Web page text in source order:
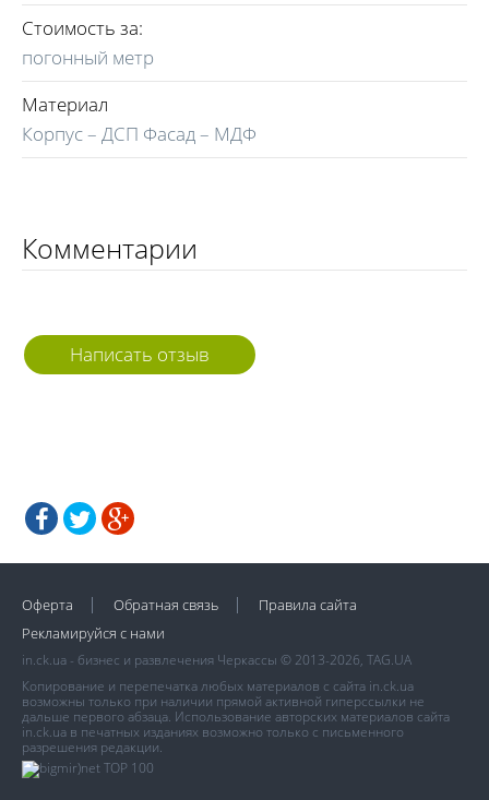
Стоимость за:
погонный метр
Материал
Корпус – ДСП Фасад – МДФ
Комментарии
Написать отзыв
Оферта Обратная связь
Правила сайта
Рекламируйся с нами
in.ck.ua - бизнес и развлечения Черкассы © 2013-2026, TAG.UA
Копирование и перепечатка любых материалов с сайта in.ck.ua
возможны только при наличии прямой активной гиперссылки не
дальше первого абзаца. Использование авторских материалов сайта
in.ck.ua в печатных изданиях возможно только с письменного
разрешения редакции.